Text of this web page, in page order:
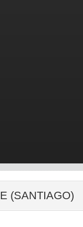
(SANTIAGO)